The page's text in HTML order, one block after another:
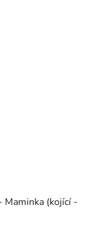
Maminka (kojící -